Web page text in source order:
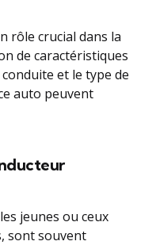
rôle crucial dans la
de caractéristiques
conduite et le type de
auto peuvent
jeunes ou ceux
sont souvent